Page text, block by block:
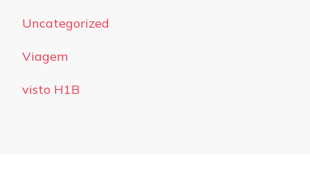
Uncategorized
Viagem
visto H1B